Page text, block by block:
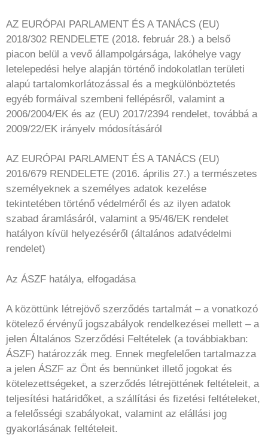
AZ EURÓPAI PARLAMENT ÉS A TANÁCS (EU)
2018/302 RENDELETE (2018. február 28.) a belső
piacon belül a vevő állampolgársága, lakóhelye vagy
letelepedési helye alapján történő indokolatlan területi
alapú tartalomkorlátozással és a megkülönböztetés
egyéb formáival szembeni fellépésről, valamint a
2006/2004/EK és az (EU) 2017/2394 rendelet, továbbá a
2009/22/EK irányelv módosításáról
AZ EURÓPAI PARLAMENT ÉS A TANÁCS (EU)
2016/679 RENDELETE (2016. április 27.) a természetes
személyeknek a személyes adatok kezelése
tekintetében történő védelméről és az ilyen adatok
szabad áramlásáról, valamint a 95/46/EK rendelet
hatályon kívül helyezéséről (általános adatvédelmi
rendelet)
Az ÁSZF hatálya, elfogadása
A közöttünk létrejövő szerződés tartalmát – a vonatkozó
kötelező érvényű jogszabályok rendelkezései mellett – a
jelen Általános Szerződési Feltételek (a továbbiakban:
ÁSZF) határozzák meg. Ennek megfelelően tartalmazza
a jelen ÁSZF az Önt és bennünket illető jogokat és
kötelezettségeket, a szerződés létrejöttének feltételeit, a
teljesítési határidőket, a szállítási és fizetési feltételeket,
a felelősségi szabályokat, valamint az elállási jog
gyakorlásának feltételeit.